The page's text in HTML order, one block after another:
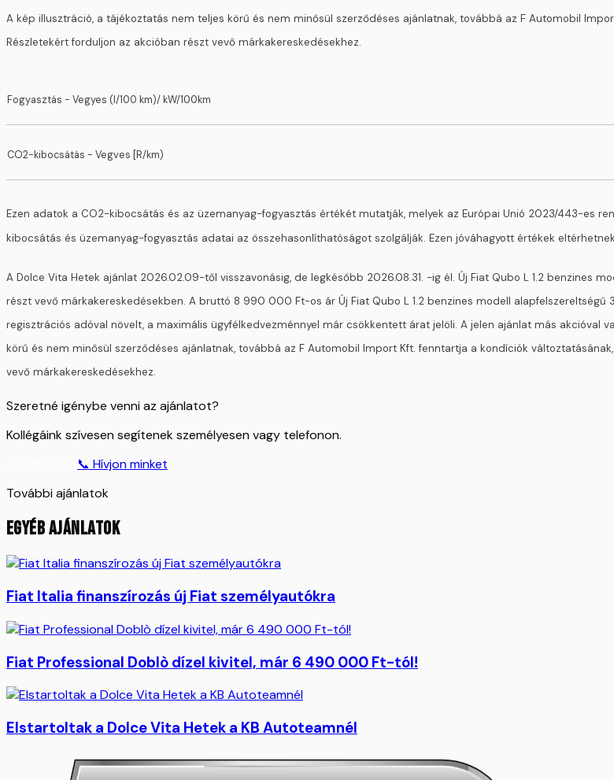
A kép illusztráció, a tájékoztatás nem teljes körű és nem minősül szerződéses ajánlatnak, továbbá az F Automobil
Részletekért forduljon az akcióban részt vevő márkakereskedésekhez.
Fogyasztás - Vegyes (l/100 km)/ kW/100km
CO2-kibocsátás - Vegves [R/km)
Ezen adatok a CO2-kibocsátás és az üzemanyag-fogyasztás értékét mutatják, melyek az Európai Unió 2023/443-es
kibocsátás és üzemanyag-fogyasztás adatai az összehasonlíthatóságot szolgálják. Ezen jóváhagyott értékek
A Dolce Vita Hetek ajánlat 2026.02.09-től visszavonásig, de legkésőbb 2026.08.31. -ig él. Új Fiat Qubo L 1.2 benzines
részt vevő márkakereskedésekben. A bruttó 8 990 000 Ft-os ár Új Fiat Qubo L 1.2 benzines modell alapfelszereltségű
regisztrációs adóval növelt, a maximális ügyfélkedvezménnyel már csökkentett árat jelöli. A jelen ajánlat más akcióval
körű és nem minősül szerződéses ajánlatnak, továbbá az F Automobil Import Kft. fenntartja a kondíciók
vevő márkakereskedésekhez.
Szeretné igénybe venni az ajánlatot?
Kollégáink szívesen segítenek személyesen vagy telefonon.
📞 Hívjon minket
További ajánlatok
EGYÉB AJÁNLATOK
Fiat Italia finanszírozás új Fiat személyautókra
Fiat Professional Doblò dízel kivitel, már 6 490 000 Ft-tól!
Elstartoltak a Dolce Vita Hetek a KB Autoteamnél